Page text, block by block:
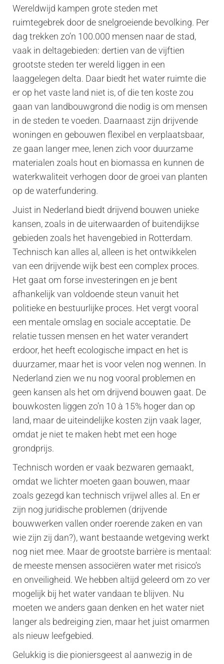
Wereldwijd kampen grote steden met
ruimtegebrek door de snelgroeiende bevolking. Per
dag trekken zo’n 100.000 mensen naar de stad,
vaak in deltagebieden: dertien van de vijftien
grootste steden ter wereld liggen in een
laaggelegen delta. Daar biedt het water ruimte die
er op het vaste land niet is, of die ten koste zou
gaan van landbouwgrond die nodig is om mensen
in de steden te voeden. Daarnaast zijn drijvende
woningen en gebouwen flexibel en verplaatsbaar,
ze gaan langer mee, lenen zich voor duurzame
materialen zoals hout en biomassa en kunnen de
waterkwaliteit verhogen door de groei van planten
op de waterfundering.
Juist in Nederland biedt drijvend bouwen unieke
kansen, zoals in de uiterwaarden of buitendijkse
gebieden zoals het havengebied in Rotterdam.
Technisch kan alles al, alleen is het ontwikkelen
van een drijvende wijk best een complex proces.
Het gaat om forse investeringen en je bent
afhankelijk van voldoende steun vanuit het
politieke en bestuurlijke proces. Het vergt vooral
een mentale omslag en sociale acceptatie. De
relatie tussen mensen en het water verandert
erdoor, het heeft ecologische impact en het is
duurzamer, maar het is voor velen nog wennen. In
Nederland zien we nu nog vooral problemen en
geen kansen als het om drijvend bouwen gaat. De
bouwkosten liggen zo’n 10 à 15% hoger dan op
land, maar de uiteindelijke kosten zijn vaak lager,
omdat je niet te maken hebt met een hoge
grondprijs.
Technisch worden er vaak bezwaren gemaakt,
omdat we lichter moeten gaan bouwen, maar
zoals gezegd kan technisch vrijwel alles al. En er
zijn nog juridische problemen (drijvende
bouwwerken vallen onder roerende zaken en van
wie zijn zij dan?), want bestaande wetgeving werkt
nog niet mee. Maar de grootste barrière is mentaal:
de meeste mensen associëren water met risico’s
en onveiligheid. We hebben altijd geleerd om zo ver
mogelijk bij het water vandaan te blijven. Nu
moeten we anders gaan denken en het water niet
langer als bedreiging zien, maar het juist omarmen
als nieuw leefgebied.
Gelukkig is die pioniersgeest al aanwezig in de